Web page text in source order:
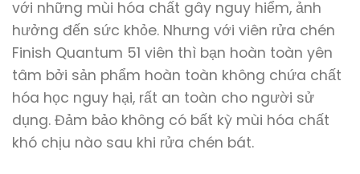
với những mùi hóa chất gây nguy hiểm, ảnh
hưởng đến sức khỏe. Nhưng với viên rửa chén
Finish Quantum 51 viên thì bạn hoàn toàn yên
tâm bởi sản phẩm hoàn toàn không chứa chất
hóa học nguy hại, rất an toàn cho người sử
dụng. Đảm bảo không có bất kỳ mùi hóa chất
khó chịu nào sau khi rửa chén bát.